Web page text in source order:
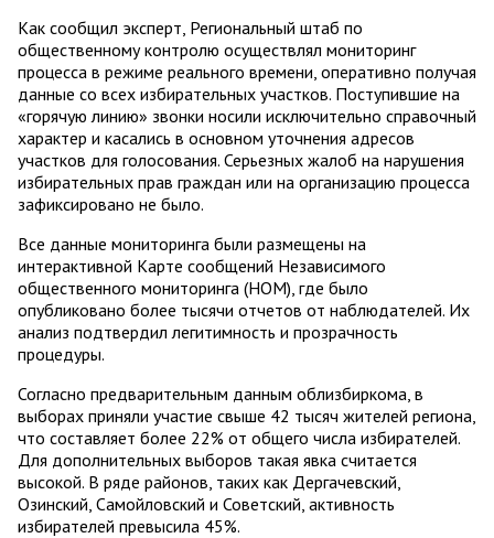
Как сообщил эксперт, Региональный штаб по
общественному контролю осуществлял мониторинг
процесса в режиме реального времени, оперативно получая
данные со всех избирательных участков. Поступившие на
«горячую линию» звонки носили исключительно справочный
характер и касались в основном уточнения адресов
участков для голосования. Серьезных жалоб на нарушения
избирательных прав граждан или на организацию процесса
зафиксировано не было.
Все данные мониторинга были размещены на
интерактивной Карте сообщений Независимого
общественного мониторинга (НОМ), где было
опубликовано более тысячи отчетов от наблюдателей. Их
анализ подтвердил легитимность и прозрачность
процедуры.
Согласно предварительным данным облизбиркома, в
выборах приняли участие свыше 42 тысяч жителей региона,
что составляет более 22% от общего числа избирателей.
Для дополнительных выборов такая явка считается
высокой. В ряде районов, таких как Дергачевский,
Озинский, Самойловский и Советский, активность
избирателей превысила 45%.